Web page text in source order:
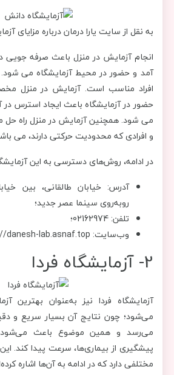
به نقل از سایت یارا درمان درباره مزایای
انجام آزمایش در منزل باعث صرفه
آمد و حضور در محیط آزمایشگاه می شود.
افراد مناسب است. آزمایش در منزل
حضور در آزمایشگاه باعث ایجاد استرس
می شود. همچنین آزمایش در منزل راه حل
و افرادی که محدودیت حرکتی دارند، می
در ادامه، روش‌های دسترسی به این
آدرس: خیابان طالقانی، بین
روبه‌روی سینما عصر جدید؛
تلفن: 02162974؛
وب‌سایت: https://danesh-lab.asnaf.top؛
2- آزمایشگاه فردا
آزمایشگاه فردا نیز به‌عنوان بهترین
می‌شود؛ چون نتایج آن بسیار سریع و
می‌رسد و همین موضوع باعث می‌شود
پیشگیری از بیماری‌ها، سرعت پیدا کند.
مختلفی دارد که در ادامه به آن‌ها اشاره